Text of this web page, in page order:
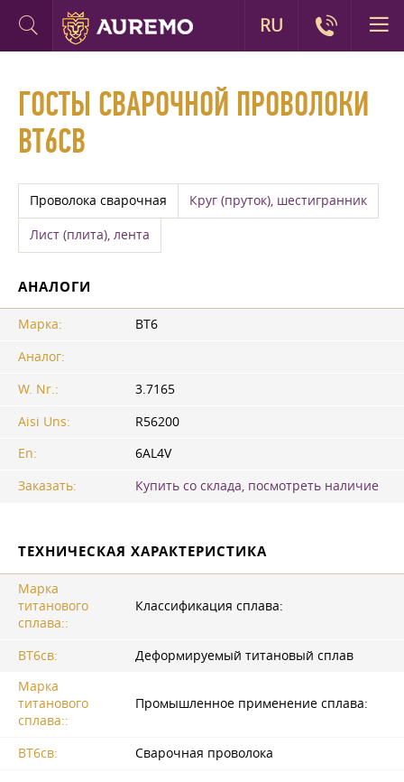
ГОСТЫ СВАРОЧНОЙ ПРОВОЛОКИ
ВТ6СВ
Проволока сварочная Круг (пруток), шестигранник
Лист (плита), лента
АНАЛОГИ
Марка:
ВТ6
Аналог:
W. Nr.:
3.7165
Aisi Uns:
R56200
En:
6AL4V
Заказать:
Купить со склада, посмотреть наличие
ТЕХНИЧЕСКАЯ ХАРАКТЕРИСТИКА
Марка
титанового
сплава::
Классификация сплава:
ВТ6св:
Деформируемый титановый сплав
Марка
титанового
сплава::
Промышленное применение сплава:
ВТ6св: Сварочная проволока
RU